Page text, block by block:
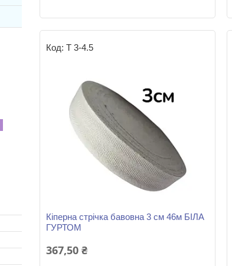
Т 3-4.5
Кіперна стрічка бавовна 3 см 46м БІЛА
ГУРТОМ
367,50 ₴